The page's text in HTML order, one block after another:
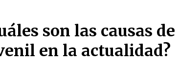
son las causas
en la actualidad?